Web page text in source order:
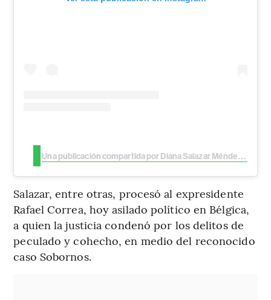
Una publicación compartida por Diana Salazar Méndez (@dianasalazarm1)
Salazar, entre otras, procesó al expresidente
Rafael Correa, hoy asilado político en Bélgica,
a quien la justicia condenó por los delitos de
peculado y cohecho, en medio del reconocido
caso Sobornos.